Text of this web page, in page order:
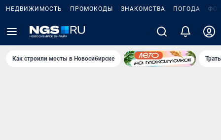
НЕДВИЖИМОСТЬ ПРОМОКОДЫ ЗНАКОМСТВА ПОГОДА
Как строили мосты в Новосибирске